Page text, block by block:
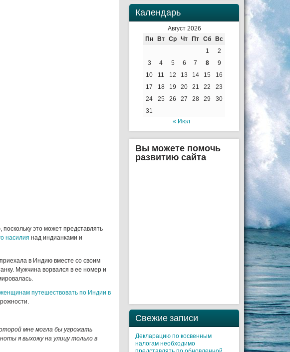
это может представлять
насилия над индианками и
в Индию вместе со своим
Мужчина ворвался в ее номер и
женщинам путешествовать по Индии в
мне могла бы угрожать
я выхожу на улицу только в
Календарь
Август 2026
Пн
Вт Ср Чт Пт Сб
Вс
1
2
3
4 5 6 7 8
9
10
11 12 13 14 15
16
17
18 19 20 21 22
23
24
25 26 27 28 29
30
31
« Июл
Вы можете помочь
развитию сайта
Свежие записи
Декларацию по косвенным
налогам необходимо